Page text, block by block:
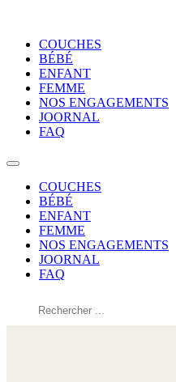
COUCHES
BÉBÉ
ENFANT
FEMME
NOS ENGAGEMENTS
JOORNAL
FAQ
COUCHES
BÉBÉ
ENFANT
FEMME
NOS ENGAGEMENTS
JOORNAL
FAQ
Rechercher